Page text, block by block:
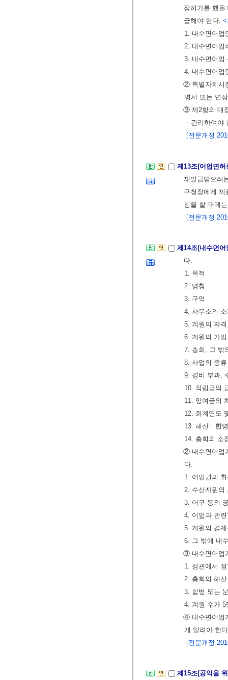
장허가를 했
급해야 한다. <
1. 내수면어
2. 내수면어업
3. 내수면어
4. 내수면어업
② 특별자치시
명서 또는 연
③ 제2항의 대
ㆍ관리하여야
[전문개정
제13조(어업면
재발급받으려
구청장에게
청을 할 때에
[전문개정
제14조(내수면
다.
1. 목적
2. 명칭
3. 구역
4. 사무소의
5. 계원의 자
6. 계원의 가
7. 총회, 그 밖
8. 사업의 종
9. 경비 부과,
10. 적립금의
11. 잉여금의
12. 회계연도
13. 해산ㆍ합
14. 총회의 소
② 내수면어업
다.
1. 어업권의
2. 수산자원의
3. 어구 등의
4. 어업과 관
5. 계원의 경
6. 그 밖에 내
③ 내수면어업
1. 정관에서
2. 총회의 해
3. 합병 또는
4. 계원 수가 5
④ 내수면어업
게 알려야 한
[전문개정
제15조(공익을